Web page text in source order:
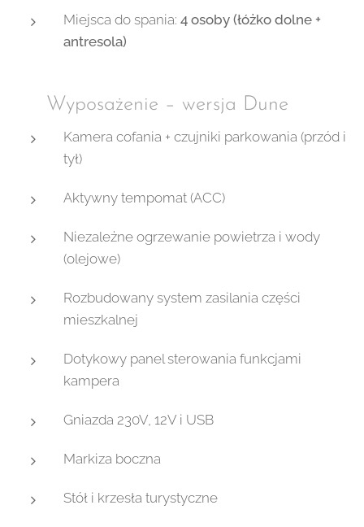
Miejsca do spania: 4 osoby (łóżko dolne +
antresola)
🛠 Wyposażenie – wersja Dune
Kamera cofania + czujniki parkowania (przód i
tył)
Aktywny tempomat (ACC)
Niezależne ogrzewanie powietrza i wody
(olejowe)
Rozbudowany system zasilania części
mieszkalnej
Dotykowy panel sterowania funkcjami
kampera
Gniazda 230V, 12V i USB
Markiza boczna
Stół i krzesła turystyczne